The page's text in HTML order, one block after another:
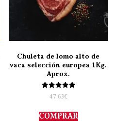
Chuleta de lomo alto de
vaca selección europea 1Kg.
Aprox.
Valorado
con
de 5
47,63€
COMPRAR